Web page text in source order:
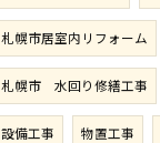
札幌市居室内リフォーム
札幌市 水回り修繕工事
設備工事 物置工事